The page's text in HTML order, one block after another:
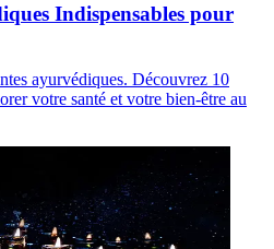
Indispensables pour
ayurvédiques. Découvrez 10
votre santé et votre bien-être au